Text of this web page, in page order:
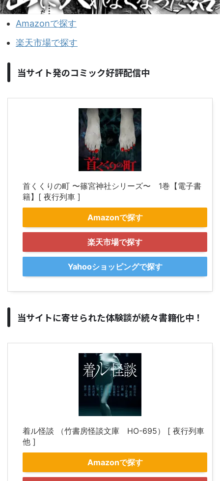
Amazonで探す
楽天市場で探す
当サイト発のコミック好評配信中
首くくりの町 〜篠宮神社シリーズ〜 1巻【電子書
籍】[ 夜行列車 ]
Amazonで探す
楽天市場で探す
Yahooショッピングで探す
当サイトに寄せられた体験談が続々書籍化中！
着ル怪談 （竹書房怪談文庫 HO-695） [ 夜行列車
他 ]
Amazonで探す